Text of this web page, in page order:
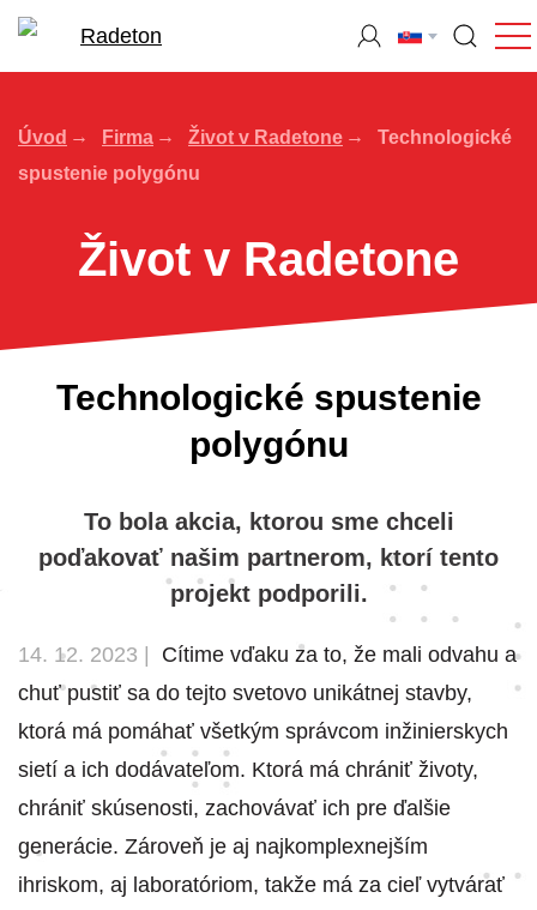
Úvod Firma Život v Radetone
Technologické
spustenie polygónu
Život v Radetone
Technologické spustenie
polygónu
To bola akcia, ktorou sme chceli
poďakovať našim partnerom, ktorí tento
projekt podporili.
14. 12. 2023 |
Cítime vďaku za to, že mali odvahu a
chuť pustiť sa do tejto svetovo unikátnej stavby,
ktorá má pomáhať všetkým správcom inžinierskych
sietí a ich dodávateľom. Ktorá má chrániť životy,
chrániť skúsenosti, zachovávať ich pre ďalšie
generácie. Zároveň je aj najkomplexnejším
ihriskom, aj laboratóriom, takže má za cieľ vytvárať